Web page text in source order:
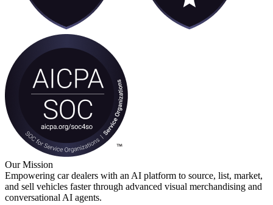
Our Mission
Empowering car dealers with an AI platform to source, list, market,
and sell vehicles faster through advanced visual merchandising and
conversational AI agents.